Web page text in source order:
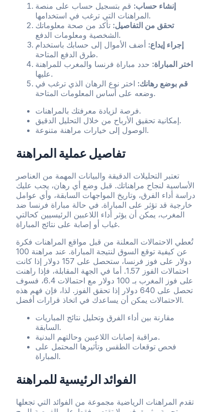
إنشاء حساب: قم بتسجيل حساب على منصة
المراهنات التي ترغب في استخدامها.
تحقق من التفاصيل: تأكد من صحة معلوماتك
الشخصية ومعلومات الدفع.
إجراء إيداع: أضف الأموال إلى حسابك باستخدام
طرق الدفع المتاحة.
اختر المباراة: حدد مباراة فرنسا والمغرب للمراهنة
عليها.
قم بوضع رهانك: اختر نوع الرهان الذي ترغب في
وضعه على أساس المعلومات المتاحة.
فرصة لزيادة معرفتك بالمراهنات.
إمكانية تحقيق الأرباح من خلال التحليل الدقيق.
الوصول إلى خيارات مراهنة متنوعة.
تفاصيل عملية المراهنة
تعتبر التحليلات الدقيقة والبيانات المهمة من العناصر
الأساسية لنجاح مراهناتك. قبل وضع أي رهان، يجب عليك
دراسة أداء الفرق، وتاريخ المواجهات السابقة، وأي عوامل
خارجية قد تؤثر على المباراة. في حالة مباراة فرنسا ضد
المغرب، يمكن أن يؤثر أداء اللاعبين الرئيسيين كحالتي
غياب أو إصابة على نتائج المباراة.
تُعطي الاحتمالات المعلنة من قبل مواقع المراهنات فكرة
عن كيفية توقع السوق لنتيجة المباراة. عند مراهنة 100
دولار على فوز فرنسا، ستحصل على 157 دولار إذا كانت
احتمالات الفوز 1.57. أما في الجهة المقابلة، فإذا راهنت
على فوز المغرب بـ 100 دولار مع احتمالات 6.4، فسوف
تحصل على 640 دولار إذا تحقق الفوز. لذا، فإن فهم هذه
الاحتمالات يمكن أن يساعدك في اتخاذ قرارات أفضل.
مقارنة بين أداء الفرق وتحليل نتائج المباريات
السابقة.
مراقبة إصابات اللاعبين وحالتهم البدنية.
فحص توقعات الطقس وتأثيرها المحتمل على
المباراة.
الفوائد الرئيسية للمراهنة
تقدم المراهنات الرياضية مجموعة من الفوائد التي تجعلها